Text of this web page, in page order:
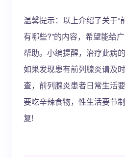
温馨提示：以上介绍了关于“
有哪些?”的内容，希望能给
帮助。小编提醒，治疗此病
如果发现患有前列腺炎请及
查，前列腺炎患者日常生活
要吃辛辣食物，性生活要节
复!